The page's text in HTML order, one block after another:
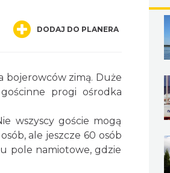
DODAJ DO PLANERA
bojerowców zimą. Duże
progi ośrodka
wszyscy goście mogą
ale jeszcze 60 osób
pole namiotowe, gdzie